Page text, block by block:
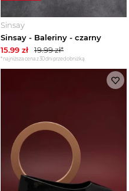
Sinsay
Sinsay - Baleriny - czarny
15.99 zł 19.99zł*
*najniższa cena z 30 dni przed obniżką